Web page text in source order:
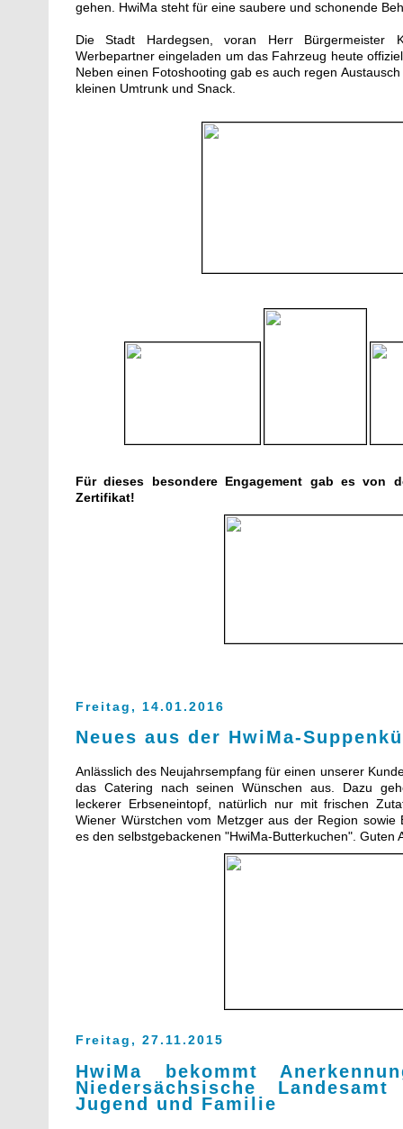
gehen. HwiMa steht für eine saubere und schonende
Die Stadt Hardegsen, voran Herr Bürgermeister
Werbepartner eingeladen um das Fahrzeug heute
Neben einen Fotoshooting gab es auch regen
kleinen Umtrunk und Snack.
Für dieses besondere Engagement gab es von
Zertifikat!
Freitag, 14.01.2016
Neues aus der HwiMa-
Anlässlich des Neujahrsempfang für einen unserer
das Catering nach seinen Wünschen aus. Dazu
leckerer Erbseneintopf, natürlich nur mit frischen
Wiener Würstchen vom Metzger aus der Region sowie
es den selbstgebackenen "HwiMa-Butterkuchen". Guten
Freitag, 27.11.2015
HwiMa bekommt
Niedersächsische
Jugend und Familie